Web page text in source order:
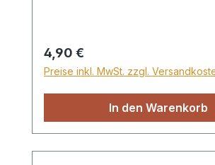
Regulärer Preis:
4,90 €
Preise inkl. MwSt. zzgl.
In den Warenkorb